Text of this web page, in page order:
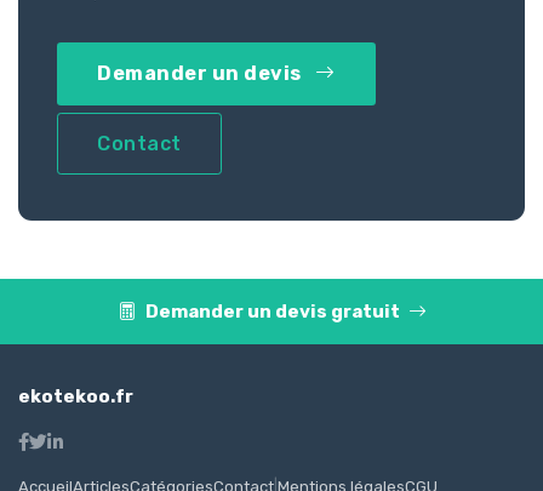
Demander un devis
Contact
Demander un devis gratuit
ekotekoo.fr
AccueilArticlesCatégoriesContact Mentions légalesCGU